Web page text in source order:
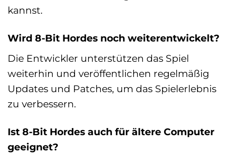
kannst.
Wird 8-Bit Hordes noch weiterentwickelt?
Die Entwickler unterstützen das Spiel
weiterhin und veröffentlichen regelmäßig
Updates und Patches, um das Spielerlebnis
zu verbessern.
Ist 8-Bit Hordes auch für ältere Computer
geeignet?